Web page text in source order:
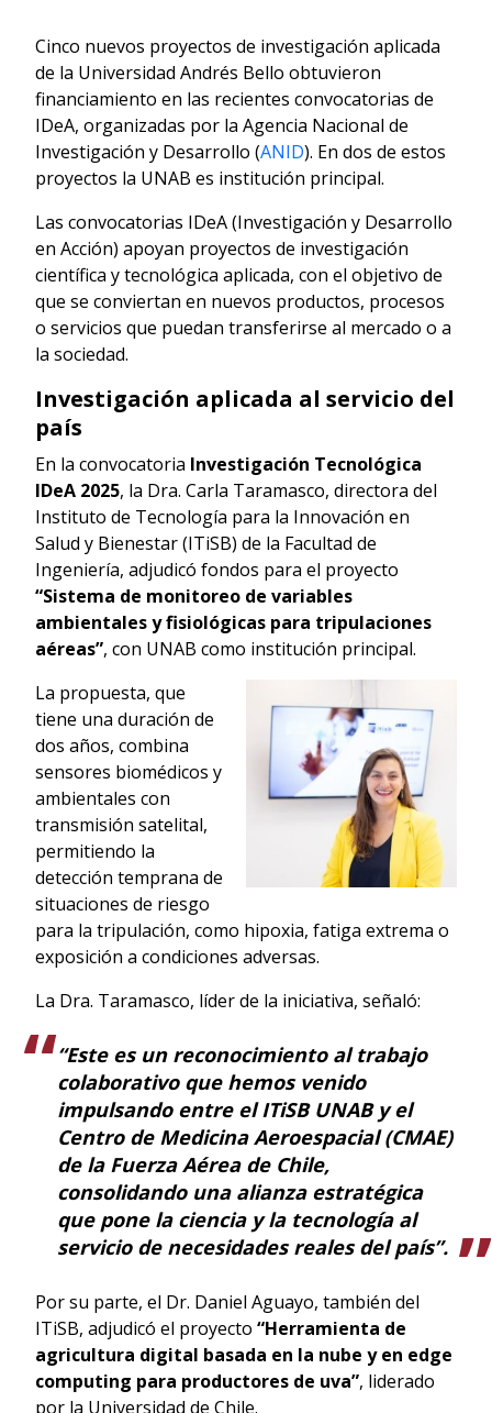
Cinco nuevos proyectos de investigación aplicada
de la Universidad Andrés Bello obtuvieron
financiamiento en las recientes convocatorias de
IDeA, organizadas por la Agencia Nacional de
Investigación y Desarrollo (ANID). En dos de estos
proyectos la UNAB es institución principal.
Las convocatorias IDeA (Investigación y Desarrollo
en Acción) apoyan proyectos de investigación
científica y tecnológica aplicada, con el objetivo de
que se conviertan en nuevos productos, procesos
o servicios que puedan transferirse al mercado o a
la sociedad.
Investigación aplicada al servicio del
país
En la convocatoria Investigación Tecnológica
IDeA 2025, la Dra. Carla Taramasco, directora del
Instituto de Tecnología para la Innovación en
Salud y Bienestar (ITiSB) de la Facultad de
Ingeniería, adjudicó fondos para el proyecto
“Sistema de monitoreo de variables
ambientales y fisiológicas para tripulaciones
aéreas”, con UNAB como institución principal.
La propuesta, que
tiene una duración de
dos años, combina
sensores biomédicos y
ambientales con
transmisión satelital,
permitiendo la
detección temprana de
situaciones de riesgo
para la tripulación, como hipoxia, fatiga extrema o
exposición a condiciones adversas.
La Dra. Taramasco, líder de la iniciativa, señaló:
“Este es un reconocimiento al trabajo
colaborativo que hemos venido
impulsando entre el ITiSB UNAB y el
Centro de Medicina Aeroespacial (CMAE)
de la Fuerza Aérea de Chile,
consolidando una alianza estratégica
que pone la ciencia y la tecnología al
servicio de necesidades reales del país”.
Por su parte, el Dr. Daniel Aguayo, también del
ITiSB, adjudicó el proyecto “Herramienta de
agricultura digital basada en la nube y en edge
computing para productores de uva”, liderado
por la Universidad de Chile.